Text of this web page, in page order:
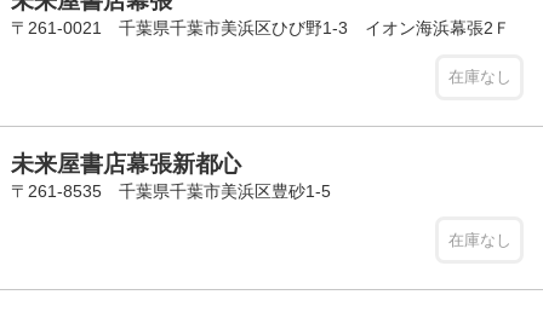
〒261-0021 千葉県千葉市美浜区ひび野1-3 イオン海浜幕張2Ｆ
在庫なし
未来屋書店幕張新都心
〒261-8535 千葉県千葉市美浜区豊砂1-5
在庫なし